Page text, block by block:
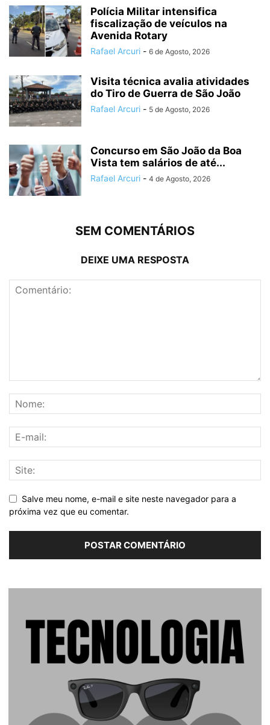
Polícia Militar intensifica
fiscalização de veículos na
Avenida Rotary
Rafael Arcuri - 6 de Agosto, 2026
Visita técnica avalia atividades
do Tiro de Guerra de São João
Rafael Arcuri - 5 de Agosto, 2026
Concurso em São João da Boa
Vista tem salários de até...
Rafael Arcuri - 4 de Agosto, 2026
SEM COMENTÁRIOS
DEIXE UMA RESPOSTA
Salve meu nome, e-mail e site neste navegador para a
próxima vez que eu comentar.